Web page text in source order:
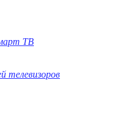
ТВ
телевизоров